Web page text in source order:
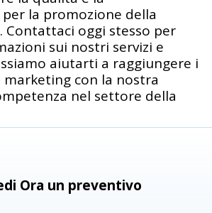
la promozione della
oggi stesso per
sui nostri servizi e
aiutarti a raggiungere i
con la nostra
nel settore della
Ora un preventivo